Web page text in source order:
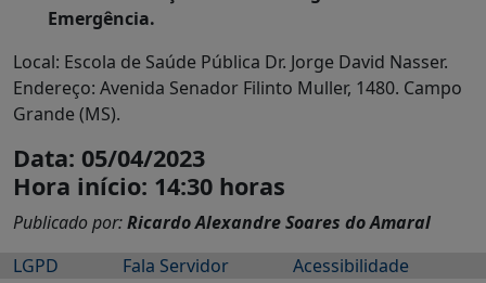
Emergência.
Local: Escola de Saúde Pública Dr. Jorge David Nasser.
Endereço: Avenida Senador Filinto Muller, 1480. Campo
Grande (MS).
Data: 05/04/2023
Hora início: 14:30 horas
Publicado por:Ricardo Alexandre Soares do Amaral
LGPD
Fala Servidor Acessibilidade